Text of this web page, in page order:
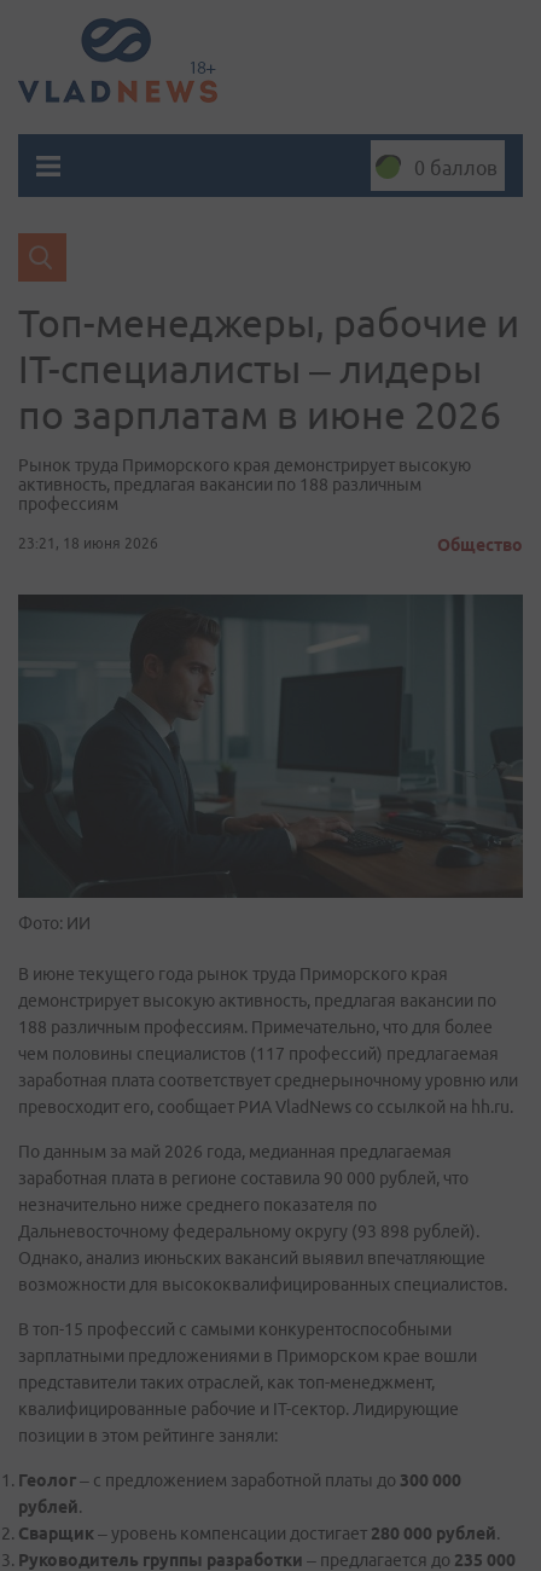
0 баллов
Топ-менеджеры, рабочие и
IT-специалисты – лидеры
по зарплатам в июне 2026
Рынок труда Приморского края демонстрирует высокую
активность, предлагая вакансии по 188 различным
профессиям
23:21, 18 июня 2026 Общество
Фото: ИИ
В июне текущего года рынок труда Приморского края
демонстрирует высокую активность, предлагая вакансии по
188 различным профессиям. Примечательно, что для более
чем половины специалистов (117 профессий) предлагаемая
заработная плата соответствует среднерыночному уровню или
превосходит его, сообщает РИА VladNews со ссылкой на hh.ru.
По данным за май 2026 года, медианная предлагаемая
заработная плата в регионе составила 90 000 рублей, что
незначительно ниже среднего показателя по
Дальневосточному федеральному округу (93 898 рублей).
Однако, анализ июньских вакансий выявил впечатляющие
возможности для высококвалифицированных специалистов.
В топ-15 профессий с самыми конкурентоспособными
зарплатными предложениями в Приморском крае вошли
представители таких отраслей, как топ-менеджмент,
квалифицированные рабочие и IT-сектор. Лидирующие
позиции в этом рейтинге заняли:
Геолог– с предложением заработной платы до 300 000
рублей.
Сварщик– уровень компенсации достигает 280 000 рублей.
Руководитель группы разработки – предлагается до 235 000